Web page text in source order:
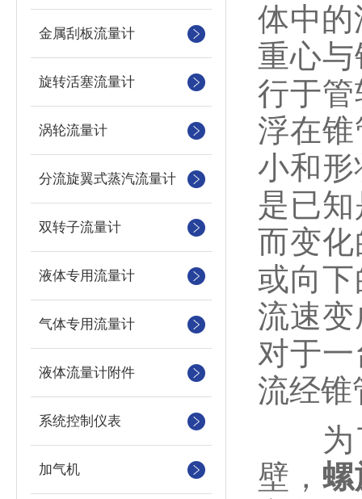
金属刮板流量计
旋转活塞流量计
涡轮流量计
分流旋翼式蒸汽流量计
双转子流量计
液体专用流量计
气体专用流量计
液体流量计附件
系统控制仪表
加气机
体中
重心
行于
浮在
小和
是已
而变
或向
流速
对于
流经锥
为了
壁，螺